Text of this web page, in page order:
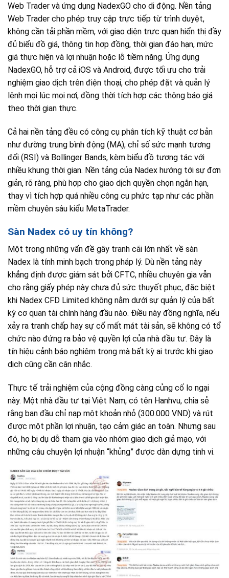
Web Trader và ứng dụng NadexGO cho di động. Nền tảng
Web Trader cho phép truy cập trực tiếp từ trình duyệt,
không cần tải phần mềm, với giao diện trực quan hiển thị đầy
đủ biểu đồ giá, thông tin hợp đồng, thời gian đáo hạn, mức
giá thực hiện và lợi nhuận hoặc lỗ tiềm năng. Ứng dụng
NadexGO, hỗ trợ cả iOS và Android, được tối ưu cho trải
nghiệm giao dịch trên điện thoại, cho phép đặt và quản lý
lệnh mọi lúc mọi nơi, đồng thời tích hợp các thông báo giá
theo thời gian thực.
Cả hai nền tảng đều có công cụ phân tích kỹ thuật cơ bản
như đường trung bình động (MA), chỉ số sức mạnh tương
đối (RSI) và Bollinger Bands, kèm biểu đồ tương tác với
nhiều khung thời gian. Nền tảng của Nadex hướng tới sự đơn
giản, rõ ràng, phù hợp cho giao dịch quyền chọn ngắn hạn,
thay vì tích hợp quá nhiều công cụ phức tạp như các phần
mềm chuyên sâu kiểu MetaTrader.
Sàn Nadex có uy tín không?
Một trong những vấn đề gây tranh cãi lớn nhất về sàn
Nadex là tính minh bạch trong pháp lý. Dù nền tảng này
khẳng định được giám sát bởi CFTC, nhiều chuyên gia vẫn
cho rằng giấy phép này chưa đủ sức thuyết phục, đặc biệt
khi Nadex CFD Limited không nằm dưới sự quản lý của bất
kỳ cơ quan tài chính hàng đầu nào. Điều này đồng nghĩa, nếu
xảy ra tranh chấp hay sự cố mất mát tài sản, sẽ không có tổ
chức nào đứng ra bảo vệ quyền lợi của nhà đầu tư. Đây là
tín hiệu cảnh báo nghiêm trọng mà bất kỳ ai trước khi giao
dịch cũng cần cân nhắc.
Thực tế trải nghiệm của cộng đồng càng củng cố lo ngại
này. Một nhà đầu tư tại Việt Nam, có tên Hanhvu, chia sẻ
rằng ban đầu chỉ nạp một khoản nhỏ (300.000 VND) và rút
được một phần lợi nhuận, tạo cảm giác an toàn. Nhưng sau
đó, họ bị dụ dỗ tham gia vào nhóm giao dịch giả mạo, với
những câu chuyện lợi nhuận “khủng” được dàn dựng tinh vi.